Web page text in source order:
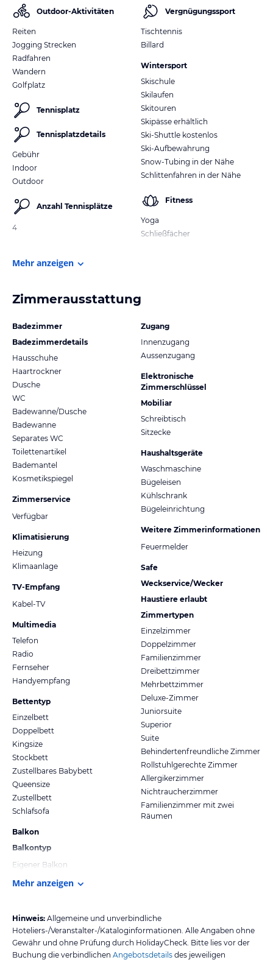
Outdoor-Aktivitäten
Reiten
Jogging Strecken
Radfahren
Wandern
Golfplatz
Tennisplatz
Tennisplatzdetails
Gebühr
Indoor
Outdoor
Anzahl Tennisplätze
4
Vergnügungssport
Tischtennis
Billard
Wintersport
Skischule
Skilaufen
Skitouren
Skipässe erhältlich
Ski-Shuttle kostenlos
Ski-Aufbewahrung
Snow-Tubing in der Nähe
Schlittenfahren in der Nähe
Fitness
Yoga
Schließfächer
Mehr anzeigen
Zimmerausstattung
Badezimmer
Badezimmerdetails
Hausschuhe
Haartrockner
Dusche
WC
Badewanne/Dusche
Badewanne
Separates WC
Toilettenartikel
Bademantel
Kosmetikspiegel
Zimmerservice
Verfügbar
Klimatisierung
Heizung
Klimaanlage
TV-Empfang
Kabel-TV
Multimedia
Telefon
Radio
Fernseher
Handyempfang
Bettentyp
Einzelbett
Doppelbett
Kingsize
Stockbett
Zustellbares Babybett
Queensize
Zustellbett
Schlafsofa
Balkon
Balkontyp
Eigener Balkon
Zugang
Innenzugang
Aussenzugang
Elektronische
Zimmerschlüssel
Mobiliar
Schreibtisch
Sitzecke
Haushaltsgeräte
Waschmaschine
Bügeleisen
Kühlschrank
Bügeleinrichtung
Weitere Zimmerinformationen
Feuermelder
Safe
Weckservice/Wecker
Haustiere erlaubt
Zimmertypen
Einzelzimmer
Doppelzimmer
Familienzimmer
Dreibettzimmer
Mehrbettzimmer
Deluxe-Zimmer
Juniorsuite
Superior
Suite
Behindertenfreundliche Zimmer
Rollstuhlgerechte Zimmer
Allergikerzimmer
Nichtraucherzimmer
Familienzimmer mit zwei
Räumen
Mehr anzeigen
Hinweis: Allgemeine und unverbindliche
Hoteliers-/Veranstalter-/Kataloginformationen. Alle Angaben ohne
Gewähr und ohne Prüfung durch HolidayCheck. Bitte lies vor der
Buchung die verbindlichen Angebotsdetails des jeweiligen